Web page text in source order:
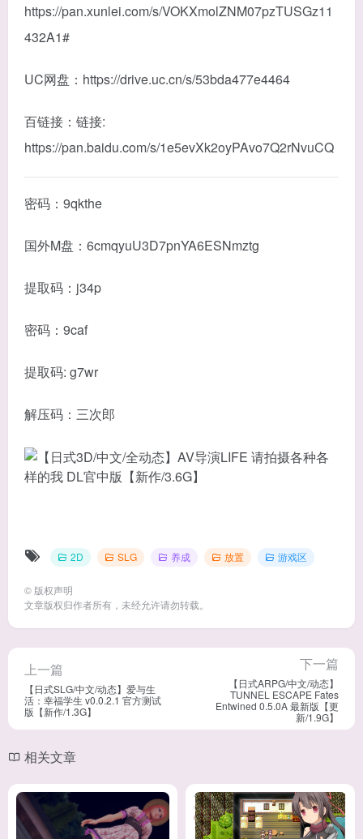
https://pan.xunlei.com/s/VOKXmolZNM07pzTUSGz11
432A1#
UC网盘：https://drive.uc.cn/s/53bda477e4464
百链接：链接:
https://pan.baidu.com/s/1e5evXk2oyPAvo7Q2rNvuCQ
密码：9qkthe
国外M盘：6cmqyuU3D7pnYA6ESNmztg
提取码：j34p
密码：9caf
提取码: g7wr
解压码：三次郎
2D SLG 养成 放置 游戏区
© 版权声明
文章版权归作者所有，未经允许请勿转载。
上一篇
【日式SLG/中文/动态】爱与生
活：幸福学生 v0.0.2.1 官方测试
版【新作/1.3G】
下一篇
【日式ARPG/中文/动态】
TUNNEL ESCAPE Fates
Entwined 0.5.0A 最新版【更
新/1.9G】
相关文章